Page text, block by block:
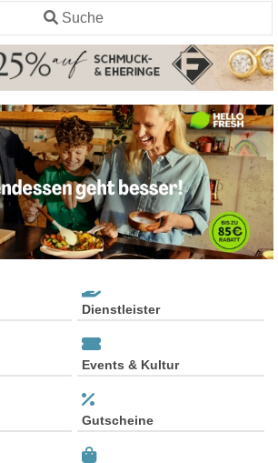
Suche
Dienstleister
Events & Kultur
Gutscheine